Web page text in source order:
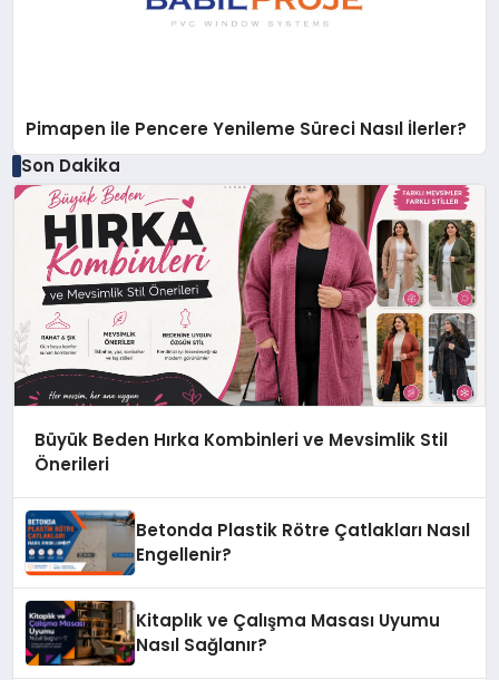
Pimapen ile Pencere Yenileme Süreci Nasıl İlerler?
Son Dakika
Büyük Beden Hırka Kombinleri ve Mevsimlik Stil
Önerileri
Betonda Plastik Rötre Çatlakları Nasıl
Engellenir?
Kitaplık ve Çalışma Masası Uyumu
Nasıl Sağlanır?